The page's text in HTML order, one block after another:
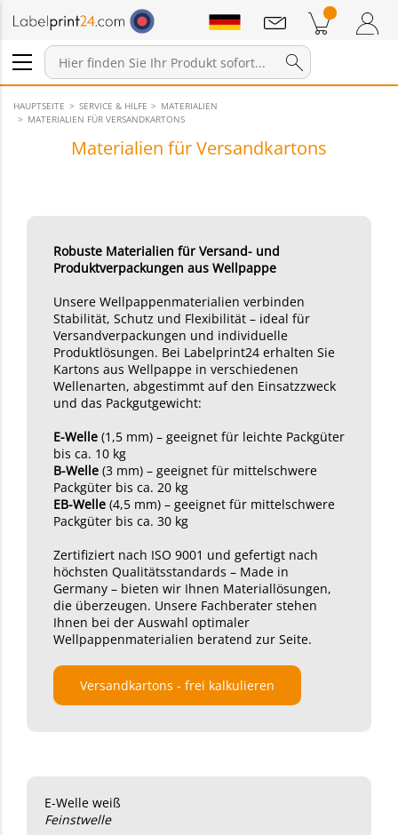
Anmelden / Registrieren
Warenkorb Zum Warenkorb
Mitteilungen
HAUPTSEITE SERVICE & HILFE
MATERIALIEN
MATERIALIEN FÜR VERSANDKARTONS
Materialien für Versandkartons
Robuste Materialien für Versand- und
Produktverpackungen aus Wellpappe
Unsere Wellpappenmaterialien verbinden
Stabilität, Schutz und Flexibilität – ideal für
Versandverpackungen und individuelle
Produktlösungen. Bei Labelprint24 erhalten Sie
Kartons aus Wellpappe in verschiedenen
Wellenarten, abgestimmt auf den Einsatzzweck
und das Packgutgewicht:
E-Welle (1,5 mm) – geeignet für leichte Packgüter
bis ca. 10 kg
B-Welle (3 mm) – geeignet für mittelschwere
Packgüter bis ca. 20 kg
EB-Welle (4,5 mm) – geeignet für mittelschwere
Packgüter bis ca. 30 kg
Zertifiziert nach ISO 9001 und gefertigt nach
höchsten Qualitätsstandards – Made in
Germany – bieten wir Ihnen Materiallösungen,
die überzeugen. Unsere Fachberater stehen
Ihnen bei der Auswahl optimaler
Wellpappenmaterialien beratend zur Seite.
Versandkartons - frei kalkulieren
E-Welle weiß
Feinstwelle